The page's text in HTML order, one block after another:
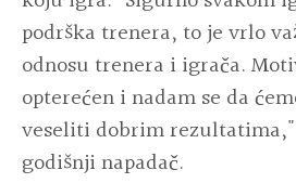
podrška trenera, to je vrlo
odnosu trenera i igrača.
opterećen i nadam se da
veseliti dobrim rezultatima,"
godišnji napadač.